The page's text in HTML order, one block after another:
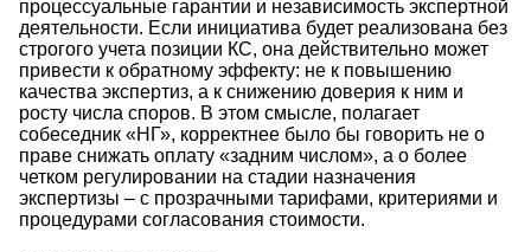
процессуальные гарантии и независимость экспертной
деятельности. Если инициатива будет реализована без
строгого учета позиции КС, она действительно может
привести к обратному эффекту: не к повышению
качества экспертиз, а к снижению доверия к ним и
росту числа споров. В этом смысле, полагает
собеседник «НГ», корректнее было бы говорить не о
праве снижать оплату «задним числом», а о более
четком регулировании на стадии назначения
экспертизы – с прозрачными тарифами, критериями и
процедурами согласования стоимости.